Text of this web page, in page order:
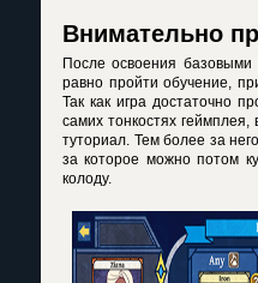
Внимательно
После освоения
равно пройти обучение,
Так как игра достаточно
самих тонкостях
туториал. Тем более за
за которое можно потом
колоду.